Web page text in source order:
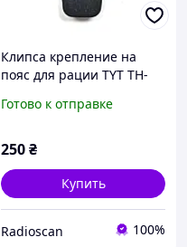
Клипса крепление на
пояс для рации TYT TH-
Готово к отправке
250₴
Купить
Radioscan 100%